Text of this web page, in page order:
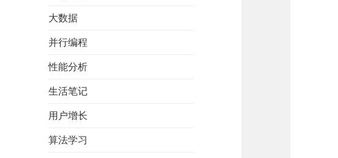
大数据
并行编程
性能分析
生活笔记
用户增长
算法学习